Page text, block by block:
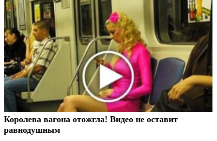
Королева вагона отожгла! Видео не оставит
равнодушным